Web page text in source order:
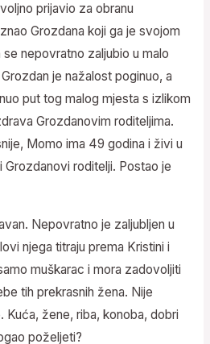
prijavio za obranu
Grozdana koji ga je svojom
nepovratno zaljubio u malo
je nažalost poginuo, a
put tog malog mjesta s izlikom
Grozdanovim roditeljima.
Momo ima 49 godina i živi u
Grozdanovi roditelji. Postao je
Nepovratno je zaljubljen u
njega titraju prema Kristini i
muškarac i mora zadovoljiti
tih prekrasnih žena. Nije
Kuća, žene, riba, konoba, dobri
poželjeti?